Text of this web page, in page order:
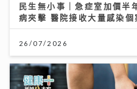
民生無小事｜急症室加價半
病夾擊 醫院接收大量感染個
26/07/2026